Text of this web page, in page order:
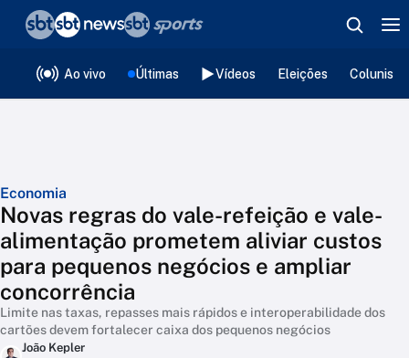
Ao vivo Últimas Vídeos Eleições
Economia
Novas regras do vale-refeição e vale-
alimentação prometem aliviar custos
para pequenos negócios e ampliar
concorrência
Limite nas taxas, repasses mais rápidos e interoperabilidade dos
cartões devem fortalecer caixa dos pequenos negócios
João Kepler
❮voltar
Editorias